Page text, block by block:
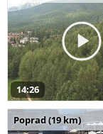
14:26
Poprad (19 km)